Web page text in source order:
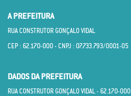
A PREFEITURA
RUA CONSTRUTOR GONÇALO VIDAL
CEP : 62.170­-000 - CNPJ : 07.733.793/0001­-05
DADOS DA PREFEITURA
RUA CONSTRUTOR GONÇALO VIDAL - 62.170­-000